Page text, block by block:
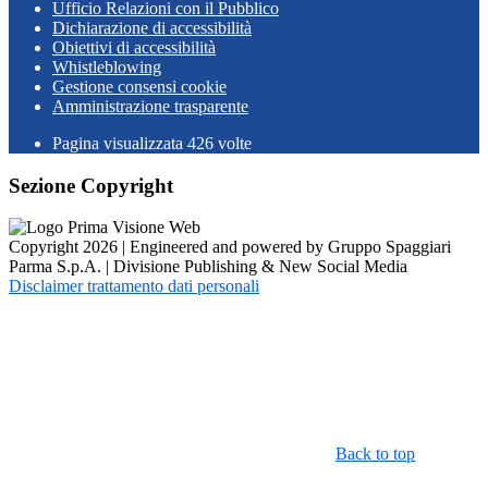
Ufficio Relazioni con il Pubblico
Dichiarazione di accessibilità
Obiettivi di accessibilità
Whistleblowing
Gestione consensi cookie
Amministrazione trasparente
Pagina visualizzata 426 volte
Sezione Copyright
Copyright 2026 | Engineered and powered by Gruppo Spaggiari
Parma S.p.A. | Divisione Publishing & New Social Media
Disclaimer trattamento dati personali
Back to top